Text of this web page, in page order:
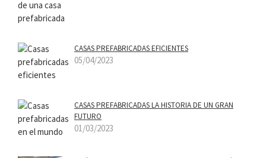
CASAS PREFABRICADAS EFICIENTES
05/04/2023
CASAS PREFABRICADAS LA HISTORIA DE UN GRAN
FUTURO
01/03/2023